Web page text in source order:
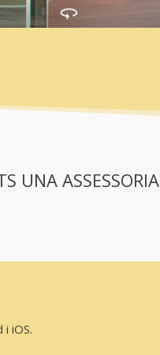
UNA ASSESSORIA
iOS.